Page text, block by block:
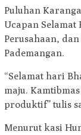
Puluhan
Ucapan
Perusahaan,
Pademangan.
“Selamat hari
maju.
produktif” tulis
Menurut kasi